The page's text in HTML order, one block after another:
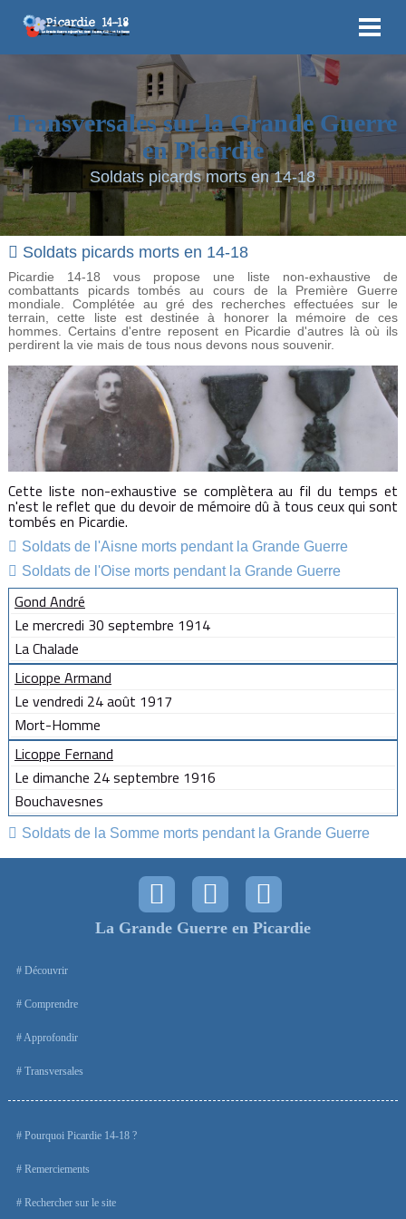
Transversales sur la Grande Guerre
en Picardie
Soldats picards morts en 14-18
Soldats picards morts en 14-18
Picardie 14-18 vous propose une liste non-exhaustive de
combattants picards tombés au cours de la Première Guerre
mondiale. Complétée au gré des recherches effectuées sur le
terrain, cette liste est destinée à honorer la mémoire de ces
hommes. Certains d'entre reposent en Picardie d'autres là où ils
perdirent la vie mais de tous nous devons nous souvenir.
Cette liste non-exhaustive se complètera au fil du temps et
n'est le reflet que du devoir de mémoire dû à tous ceux qui sont
tombés en Picardie.
Soldats de l'Aisne morts pendant la Grande Guerre
Soldats de l'Oise morts pendant la Grande Guerre
Gond André
Le mercredi 30 septembre 1914
La Chalade
Licoppe Armand
Le vendredi 24 août 1917
Mort-Homme
Licoppe Fernand
Le dimanche 24 septembre 1916
Bouchavesnes
Soldats de la Somme morts pendant la Grande Guerre
La Grande Guerre en Picardie
Découvrir
Comprendre
Approfondir
Transversales
Pourquoi Picardie 14-18 ?
Remerciements
Rechercher sur le site